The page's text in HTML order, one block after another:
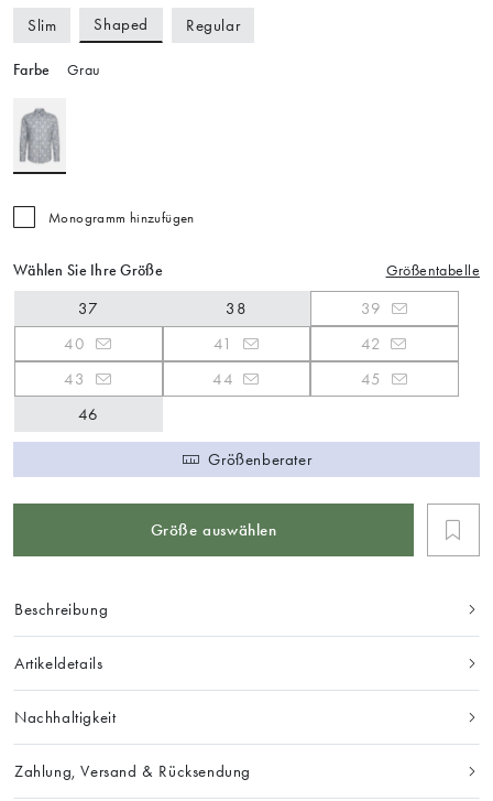
Slim Shaped Regular
Farbe Grau
Monogramm hinzufügen
Wählen Sie Ihre Größe Größentabelle
37 38
39
40
41
42
43
44
45
46
Größenberater
Größe auswählen
Beschreibung
Artikeldetails
Nachhaltigkeit
Zahlung, Versand & Rücksendung